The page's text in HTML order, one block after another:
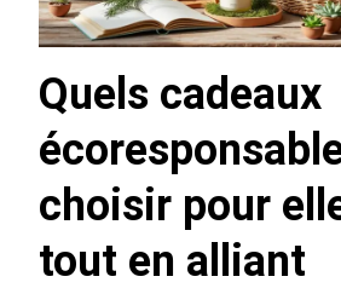
Quels cadeaux
choisir pour
tout en alliant